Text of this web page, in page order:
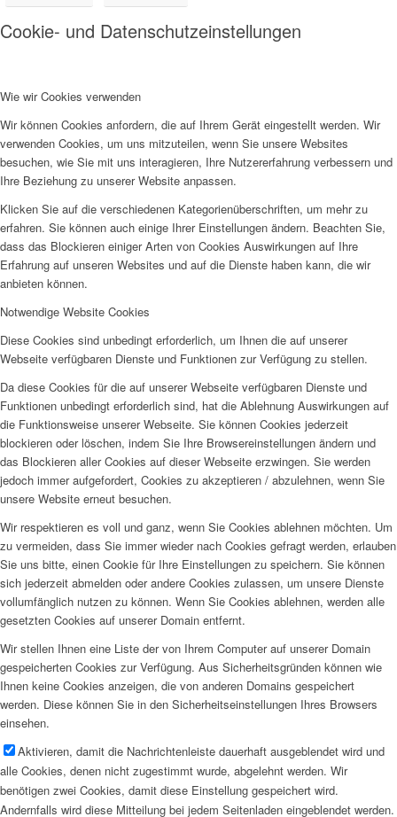
Cookie- und Datenschutzeinstellungen
Wie wir Cookies verwenden
Wir können Cookies anfordern, die auf Ihrem Gerät eingestellt werden. Wir
verwenden Cookies, um uns mitzuteilen, wenn Sie unsere Websites
besuchen, wie Sie mit uns interagieren, Ihre Nutzererfahrung verbessern und
Ihre Beziehung zu unserer Website anpassen.
Klicken Sie auf die verschiedenen Kategorienüberschriften, um mehr zu
erfahren. Sie können auch einige Ihrer Einstellungen ändern. Beachten Sie,
dass das Blockieren einiger Arten von Cookies Auswirkungen auf Ihre
Erfahrung auf unseren Websites und auf die Dienste haben kann, die wir
anbieten können.
Notwendige Website Cookies
Diese Cookies sind unbedingt erforderlich, um Ihnen die auf unserer
Webseite verfügbaren Dienste und Funktionen zur Verfügung zu stellen.
Da diese Cookies für die auf unserer Webseite verfügbaren Dienste und
Funktionen unbedingt erforderlich sind, hat die Ablehnung Auswirkungen auf
die Funktionsweise unserer Webseite. Sie können Cookies jederzeit
blockieren oder löschen, indem Sie Ihre Browsereinstellungen ändern und
das Blockieren aller Cookies auf dieser Webseite erzwingen. Sie werden
jedoch immer aufgefordert, Cookies zu akzeptieren / abzulehnen, wenn Sie
unsere Website erneut besuchen.
Wir respektieren es voll und ganz, wenn Sie Cookies ablehnen möchten. Um
zu vermeiden, dass Sie immer wieder nach Cookies gefragt werden, erlauben
Sie uns bitte, einen Cookie für Ihre Einstellungen zu speichern. Sie können
sich jederzeit abmelden oder andere Cookies zulassen, um unsere Dienste
vollumfänglich nutzen zu können. Wenn Sie Cookies ablehnen, werden alle
gesetzten Cookies auf unserer Domain entfernt.
Wir stellen Ihnen eine Liste der von Ihrem Computer auf unserer Domain
gespeicherten Cookies zur Verfügung. Aus Sicherheitsgründen können wie
Ihnen keine Cookies anzeigen, die von anderen Domains gespeichert
werden. Diese können Sie in den Sicherheitseinstellungen Ihres Browsers
einsehen.
Aktivieren, damit die Nachrichtenleiste dauerhaft ausgeblendet wird und
alle Cookies, denen nicht zugestimmt wurde, abgelehnt werden. Wir
benötigen zwei Cookies, damit diese Einstellung gespeichert wird.
Andernfalls wird diese Mitteilung bei jedem Seitenladen eingeblendet werden.